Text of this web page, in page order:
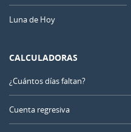
Luna de Hoy
CALCULADORAS
¿Cuántos días faltan?
Cuenta regresiva